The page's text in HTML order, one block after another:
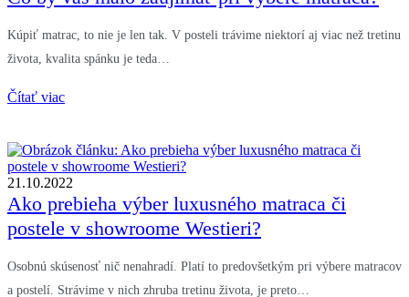
Kúpiť matrac, to nie je len tak. V posteli trávime niektorí aj viac než tretinu
života, kvalita spánku je teda…
Čítať viac
21.10.2022
Ako prebieha výber luxusného matraca či
postele v showroome Westieri?
Osobnú skúsenosť nič nenahradí. Platí to predovšetkým pri výbere matracov
a postelí. Strávime v nich zhruba tretinu života, je preto…